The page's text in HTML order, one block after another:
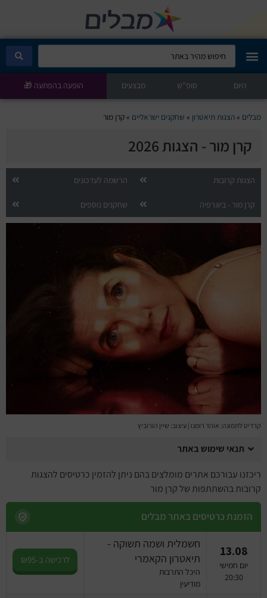
מבלים קלאב
הופעות היום
סטנדאפ
הצגות ילדים
הופעות חיות
הצגות תיאטרון
מחזות זמר
קונצרטים
חופשה והופעה
היום סופ"ש מבצעים הופעה בהפתעה 🎁
מבלים »הצגות תיאטרון » שחקנים ישראליים »קרן מור
קרן מור - הצגות 2026
הצגות קרובות הרשמה לעדכונים
קרן מור - ביוגרפיה שחקנים נוספים
קרדיט לתמונה: אוהד רומנו | עיצוב: שיין הורוביץ
תנאי שימוש באתר
ריכזנו עבורכם אתרים מומלצים בהם ניתן להזמין כרטיסים להצגות
קרובות בהשתתפות של קרן מור
הזמנת כרטיסים באתר מבלים
13.08
יום חמישי
20:30
חשמלית ושמה תשוקה -
תיאטרון הקאמרי
היכל התרבות
מודיעין
לרכישה ב-₪95